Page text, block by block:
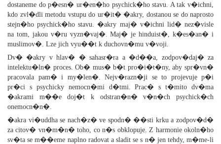
dostaneme do p�esn� ur�en�ho psychick�ho stavu. A tak v�ichni,
kdo zvl�dli metodu vstupu do ur�it� �akry, dostanou se do naprosto
stejn�ho psychick�ho stavu. �akry maj� v�ichni lid� nez�visle
na tom, jakou v�ru vyzn�vaj�. Maj� je hinduist�, k�es�an� i
muslimov�. Lze jich vyu��t k duchovn�mu v�voji.
Dv� �akry v hlav� � sahasr�ra a �d��a, zodpov�daj� za
intelektu�ln� proces. Ob� mus� b�t pro�i�t�ny, aby spr�vn�
pracovala pam� i my�len�. Nejv�razn�ji se to projevuje p�i
pr�ci s psychicky nemocn�mi d�tmi. Prac� s t�mito dv�ma
�akrami m��e doj�t k odstran�n� v�n�ch psychick�ch
onemocn�n�.
�akra vi�uddha se nach�z� ve spodn� ��sti krku a zodpov�d�
za citov� vn�m�n� toho, co n�s obklopuje. Z harmonie okoln�ho
sv�ta se m��eme naplno radovat a sladit se s n� jen tehdy, m�me-li